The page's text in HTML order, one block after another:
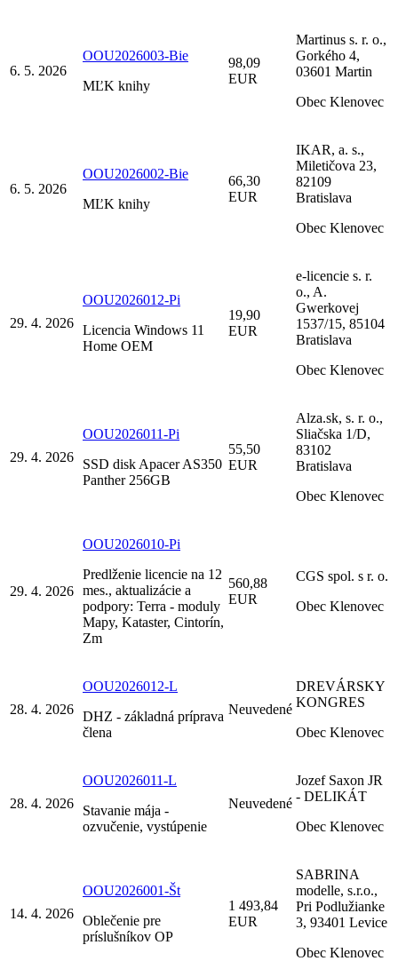
6. 5. 2026
OOU2026003-Bie
MĽK knihy
98,09
EUR
Martinus s. r. o.,
Gorkého 4,
03601 Martin
Obec Klenovec
6. 5. 2026
OOU2026002-Bie
MĽK knihy
66,30
EUR
IKAR, a. s.,
Miletičova 23,
82109
Bratislava
Obec Klenovec
29. 4. 2026
OOU2026012-Pi
Licencia Windows 11
Home OEM
19,90
EUR
e-licencie s. r.
o., A.
Gwerkovej
1537/15, 85104
Bratislava
Obec Klenovec
29. 4. 2026
OOU2026011-Pi
SSD disk Apacer AS350
Panther 256GB
55,50
EUR
Alza.sk, s. r. o.,
Sliačska 1/D,
83102
Bratislava
Obec Klenovec
29. 4. 2026
OOU2026010-Pi
Predlženie licencie na 12
mes., aktualizácie a
podpory: Terra - moduly
Mapy, Kataster, Cintorín,
Zm
560,88
EUR
CGS spol. s r. o.
Obec Klenovec
28. 4. 2026
OOU2026012-L
DHZ - základná príprava
člena
Neuvedené
DREVÁRSKY
KONGRES
Obec Klenovec
28. 4. 2026
OOU2026011-L
Stavanie mája -
ozvučenie, vystúpenie
Neuvedené
Jozef Saxon JR
- DELIKÁT
Obec Klenovec
14. 4. 2026
OOU2026001-Št
Oblečenie pre
príslušníkov OP
1 493,84
EUR
SABRINA
modelle, s.r.o.,
Pri Podlužianke
3, 93401 Levice
Obec Klenovec